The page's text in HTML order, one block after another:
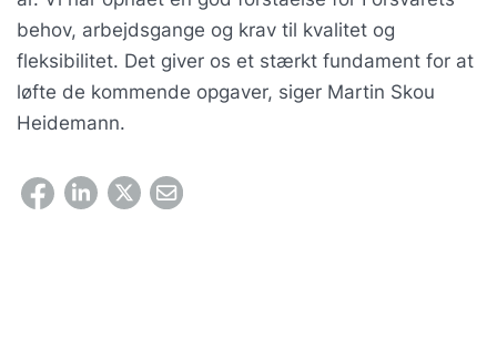
behov, arbejdsgange og krav til kvalitet og
fleksibilitet. Det giver os et stærkt fundament for at
løfte de kommende opgaver, siger Martin Skou
Heidemann.